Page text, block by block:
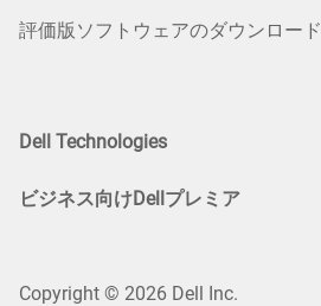
評価版ソフトウェアのダウンロード
Dell Technologies
ビジネス向けDellプレミア
Copyright © 2026 Dell Inc.